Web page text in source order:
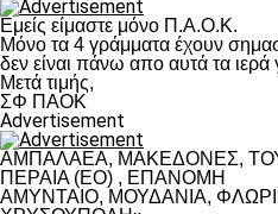
Εμείς είμαστε μόνο Π.Α.Ο.Κ.
Μόνο τα 4 γράμματα έχουν
δεν είναι πάνω απο αυτά τα ιερά
Μετά τιμής,
ΣΦ ΠΑΟΚ
Advertisement
ΑΜΠΑΛΑΕΑ, ΜΑΚΕΔΟΝΕΣ,
ΠΕΡΑΙΑ (ΕΟ) , ΕΠΑΝΟΜΗ
ΑΜΥΝΤΑΙΟ, ΜΟΥΔΑΝΙΑ,